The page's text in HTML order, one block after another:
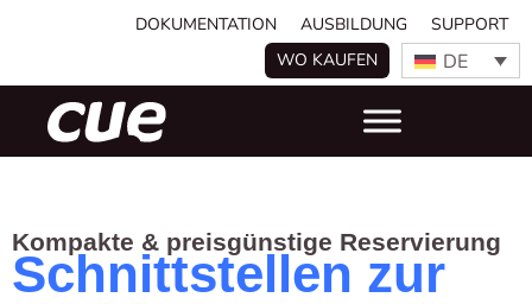
DOKUMENTATION AUSBILDUNG
SUPPORT
WO KAUFEN
DE
Kompakte & preisgünstige Reservierung
Schnittstellen zur